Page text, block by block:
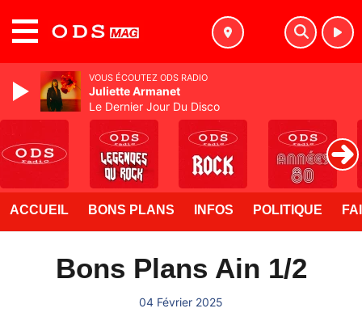
ACCUEIL BONS PLANS INFOS POLITIQUE
Bons Plans Ain 1/2
04 Février 2025
VOUS ÉCOUTEZ ODS RADIO
Juliette Armanet
Le Dernier Jour Du Disco